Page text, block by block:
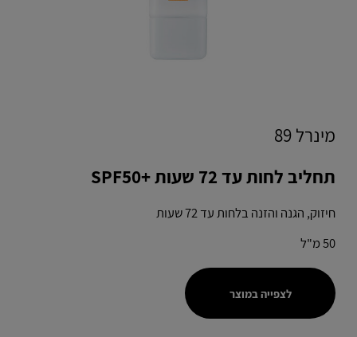
מינרל 89
תחליב לחות עד 72 שעות SPF50+‎
חיזוק, הגנה והזנה בלחות עד 72 שעות
50 מ"ל
לצפייה במוצר